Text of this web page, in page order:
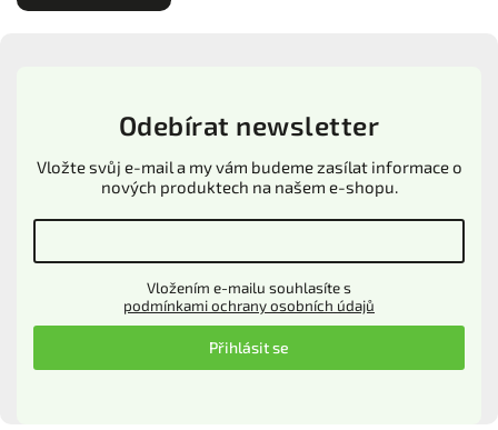
Odebírat newsletter
Vložte svůj e-mail a my vám budeme zasílat informace o
nových produktech na našem e-shopu.
podmínkami ochrany osobních údajů
Přihlásit se